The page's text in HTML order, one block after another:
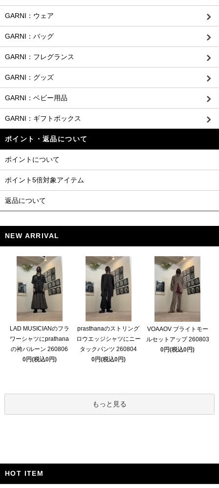
GARNI：ウェア
GARNI：バッグ
GARNI：フレグランス
GARNI：グッズ
GARNI：ベビー用品
GARNI：ギフトボックス
ポイント・返品について
ポイントについて
ポイント5倍対象アイテム
返品について
NEW ARRIVAL
LAD MUSICIANのフラ
ワーシャツにprathana
の袴バルーン 260806
0円(税込0円)
prasthanaのストリング
ロウエッジシャツにニー
タックパンツ 260804
0円(税込0円)
VOAAOV ブライトモー
ルセットアップ 260803
0円(税込0円)
もっと見る
HOT ITEM